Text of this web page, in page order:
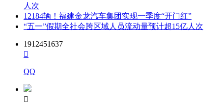
人次
12184辆！福建金龙汽车集团实现一季度“开门红”
“五一”假期全社会跨区域人员流动量预计超15亿人次
1912451637

QQ
